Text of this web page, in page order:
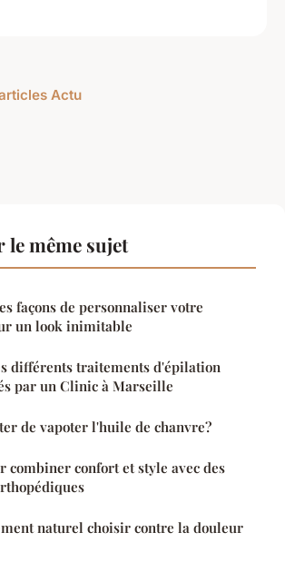
Actu
même sujet
façons de personnaliser votre
un look inimitable
différents traitements d'épilation
par un Clinic à Marseille
de vapoter l'huile de chanvre?
combiner confort et style avec des
naturel choisir contre la douleur